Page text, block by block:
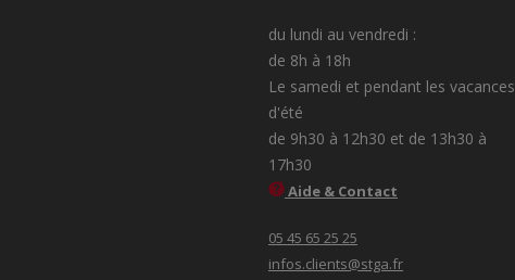
du lundi au vendredi :
de 8h à 18h
Le samedi et pendant les vacances
d'été
de 9h30 à 12h30 et de 13h30 à
17h30
Aide & Contact
05 45 65 25 25
infos.clients@stga.fr